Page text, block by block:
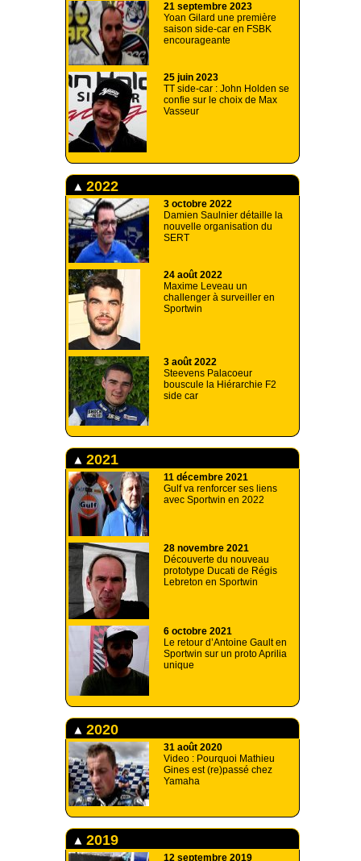
21 septembre 2023
Yoan Gilard une première
saison side-car en FSBK
encourageante
25 juin 2023
TT side-car : John Holden se
confie sur le choix de Max
Vasseur
2022
3 octobre 2022
Damien Saulnier détaille la
nouvelle organisation du
SERT
24 août 2022
Maxime Leveau un
challenger à surveiller en
Sportwin
3 août 2022
Steevens Palacoeur
bouscule la Hiérarchie F2
side car
2021
11 décembre 2021
Gulf va renforcer ses liens
avec Sportwin en 2022
28 novembre 2021
Découverte du nouveau
prototype Ducati de Régis
Lebreton en Sportwin
6 octobre 2021
Le retour d’Antoine Gault en
Sportwin sur un proto Aprilia
unique
2020
31 août 2020
Video : Pourquoi Mathieu
Gines est (re)passé chez
Yamaha
2019
12 septembre 2019